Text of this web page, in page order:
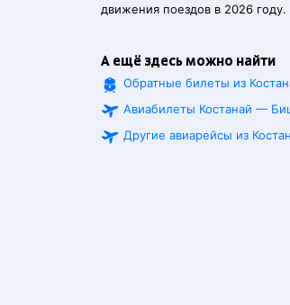
движения поездов в 2026 году.
А ещё здесь можно найти
Обратные билеты из
Авиабилеты Костанай —
Другие авиарейсы из